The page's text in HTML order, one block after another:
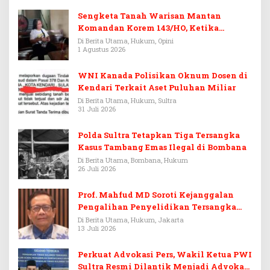
Sengketa Tanah Warisan Mantan
Komandan Korem 143/HO, Ketika
Warisan Menjadi Arena Pemerasan
Di Berita Utama, Hukum, Opini
1 Agustus 2026
WNI Kanada Polisikan Oknum Dosen di
Kendari Terkait Aset Puluhan Miliar
Di Berita Utama, Hukum, Sultra
31 Juli 2026
Polda Sultra Tetapkan Tiga Tersangka
Kasus Tambang Emas Ilegal di Bombana
Di Berita Utama, Bombana, Hukum
26 Juli 2026
Prof. Mahfud MD Soroti Kejanggalan
Pengalihan Penyelidikan Tersangka
Febrie Adriansyah
Di Berita Utama, Hukum, Jakarta
13 Juli 2026
Perkuat Advokasi Pers, Wakil Ketua PWI
Sultra Resmi Dilantik Menjadi Advokat